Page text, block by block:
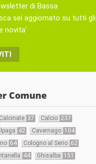
di Bassa
sei aggiornato su tutti gli
novita'
Comune
Calcinate 37 Calcio 237
42 Cavernago 104
64 Cologno al Serio 62
44 Ghisalba 151